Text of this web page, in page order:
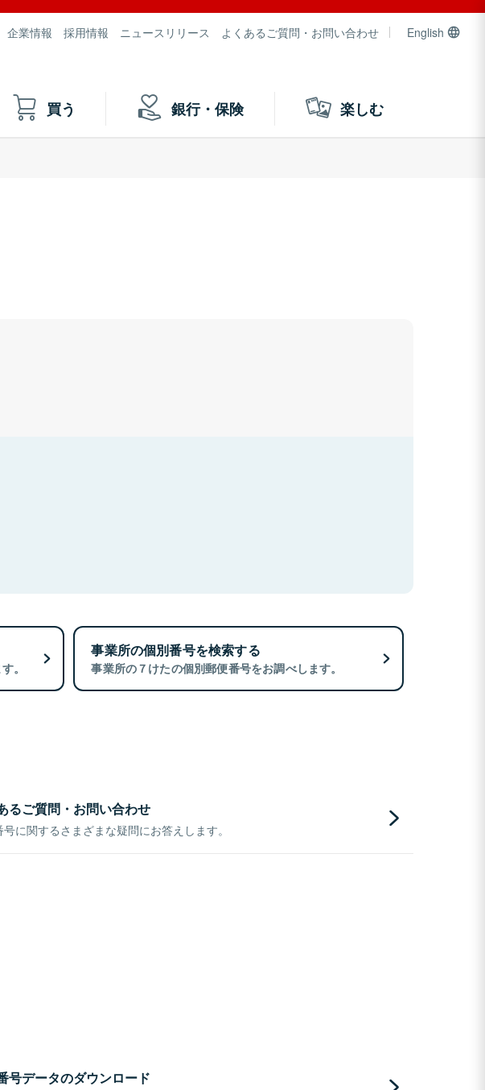
企業情報 採用情報 ニュースリリース よくあるご質問・お問い合わせ English
買う 銀行・保険 楽しむ
。
事業所の個別番号を検索する
事業所の７けたの個別郵便番号をお調べします。
るご質問・お問い合わせ
に関するさまざまな疑問にお答えします。
号データのダウンロード